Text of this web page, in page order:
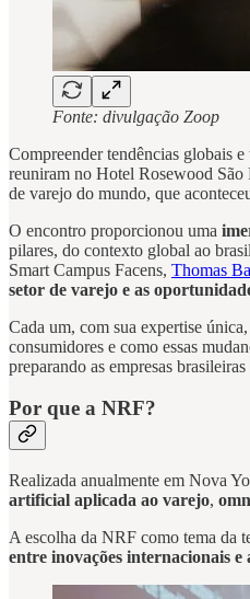
Fonte: divulgação Zoop
Compreender tendências globais
reuniram no Hotel Rosewood São
de varejo do mundo, que
O encontro proporcionou uma
pilares, do contexto global ao
Smart Campus Facens, Thomas
setor de varejo e as
Cada um, com sua expertise
consumidores e como essas
preparando as empresas
Por que a NRF?
Realizada anualmente em Nova
artificial aplicada ao varejo,
A escolha da NRF como tema da
entre inovações internacionais e